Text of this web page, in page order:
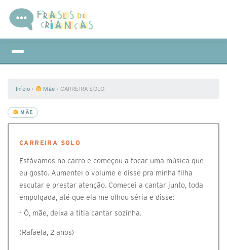
Início › Mãe › CARREIRA SOLO
MÃE
CARREIRA SOLO
Estávamos no carro e começou a tocar uma música que
eu gosto. Aumentei o volume e disse pra minha filha
escutar e prestar atenção. Comecei a cantar junto, toda
empolgada, até que ela me olhou séria e disse:
- Ô, mãe, deixa a titia cantar sozinha.
(Rafaela, 2 anos)